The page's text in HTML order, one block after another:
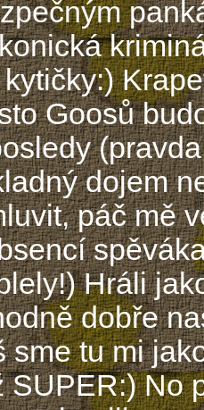
Goosů
dojem
páč mě
Hráli
dobře
sme tu mi
SUPER:) No